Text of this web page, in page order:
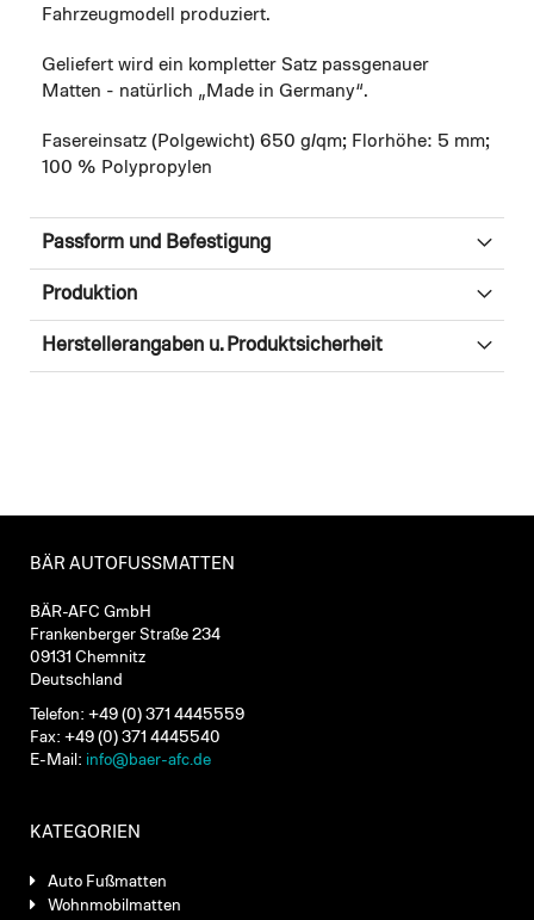
Fahrzeugmodell produziert.
Geliefert wird ein kompletter Satz passgenauer
Matten - natürlich „Made in Germany“.
Fasereinsatz (Polgewicht) 650 g/qm; Florhöhe: 5 mm;
100 % Polypropylen
Passform und Befestigung
Produktion
Herstellerangaben u. Produktsicherheit
BÄR AUTOFUSSMATTEN
BÄR-AFC GmbH
Frankenberger Straße 234
09131 Chemnitz
Deutschland
Telefon: +49 (0) 371 4445559
Fax: +49 (0) 371 4445540
E-Mail: info@baer-afc.de
KATEGORIEN
Auto Fußmatten
Wohnmobilmatten